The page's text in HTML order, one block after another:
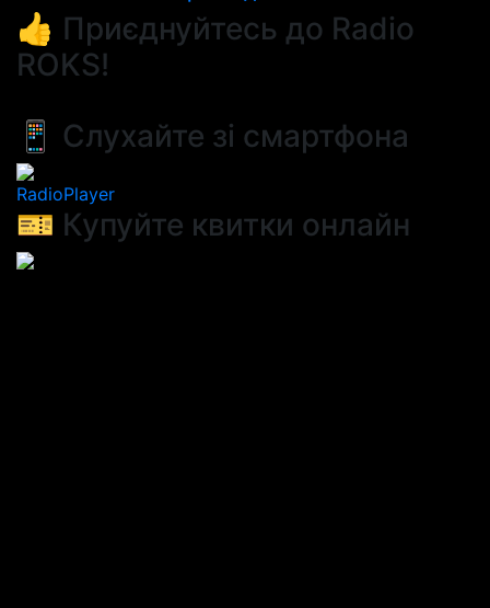
👍 Приєднуйтесь до Radio
ROKS!
📱 Слухайте зі смартфона
RadioPlayer
🎫 Купуйте квитки онлайн